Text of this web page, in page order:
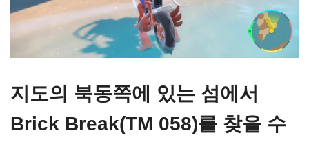
지도의 북동쪽에 있는 섬에서
Brick Break(TM 058)를 찾을 수